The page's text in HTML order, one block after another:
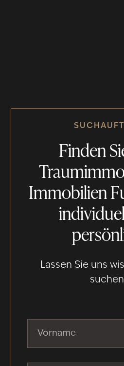
Finden
Immobilien
Lassen Sie uns